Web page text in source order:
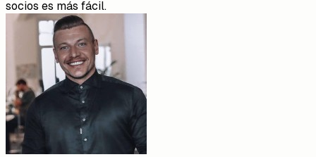
socios es más fácil.